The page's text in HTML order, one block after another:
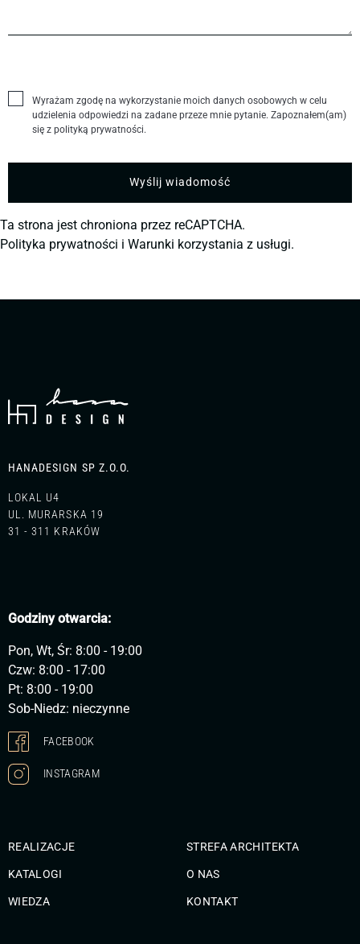
Wyrażam zgodę na wykorzystanie moich danych osobowych w celu
udzielenia odpowiedzi na zadane przeze mnie pytanie. Zapoznałem(am)
się z polityką prywatności.
Ta strona jest chroniona przez reCAPTCHA.
Polityka prywatności i Warunki korzystania z usługi.
HANADESIGN SP Z.O.O.
LOKAL U4
UL. MURARSKA 19
31 - 311 KRAKÓW
Godziny otwarcia:
Pon, Wt, Śr: 8:00 - 19:00
Czw: 8:00 - 17:00
Pt: 8:00 - 19:00
Sob-Niedz: nieczynne
FACEBOOK
INSTAGRAM
REALIZACJE
KATALOGI
WIEDZA
STREFA ARCHITEKTA
O NAS
KONTAKT